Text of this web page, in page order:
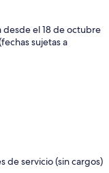
el 18 de octubre
sujetas a
de servicio (sin cargos)